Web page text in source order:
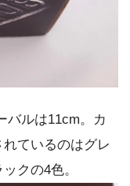
バルは11cm。カ
ているのはグレ
クの4色。